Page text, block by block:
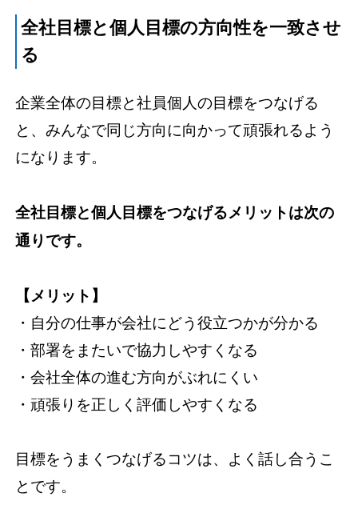
全社目標と個人目標の方向性を一致させ
る
企業全体の目標と社員個人の目標をつなげる
と、みんなで同じ方向に向かって頑張れるよう
になります。
全社目標と個人目標をつなげるメリットは次の
通りです。
【メリット】
・自分の仕事が会社にどう役立つかが分かる
・部署をまたいで協力しやすくなる
・会社全体の進む方向がぶれにくい
・頑張りを正しく評価しやすくなる
目標をうまくつなげるコツは、よく話し合うこ
とです。